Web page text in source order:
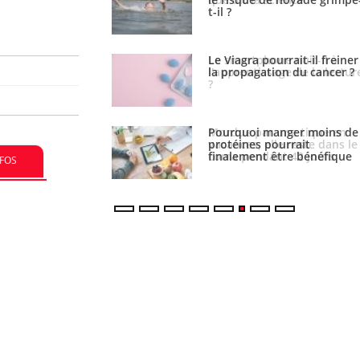
pourrait-il freiner
du cancer ?
pourrait
être bénéfique
Le smartphone nuit-il à
l'apprentissage de la
?
Mordue par une tique en
vacances, elle reste dans le
coma pendant 42 jours